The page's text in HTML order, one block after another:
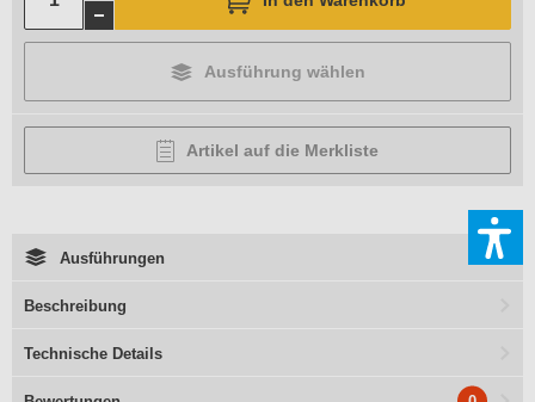
Ausführung wählen
Artikel auf die Merkliste
Ausführungen
Beschreibung
Technische Details